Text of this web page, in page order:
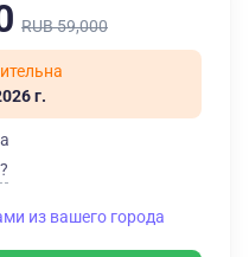
RUB 59,000
г.
из вашего города